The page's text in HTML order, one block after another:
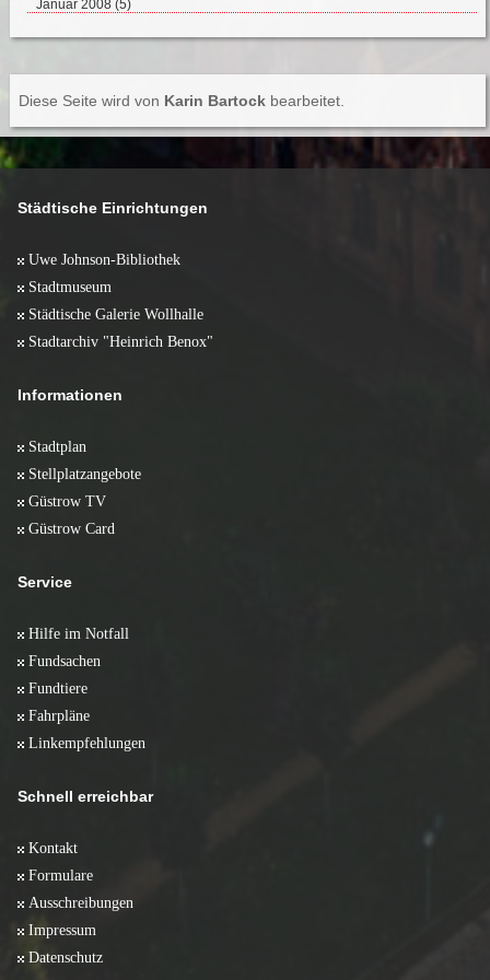
Januar 2008 (5)
Diese Seite wird von Karin Bartockbearbeitet.
Städtische Einrichtungen
Uwe Johnson-Bibliothek
Stadtmuseum
Städtische Galerie Wollhalle
Stadtarchiv "Heinrich Benox"
Informationen
Stadtplan
Stellplatzangebote
Güstrow TV
Güstrow Card
Service
Hilfe im Notfall
Fundsachen
Fundtiere
Fahrpläne
Linkempfehlungen
Schnell erreichbar
Kontakt
Formulare
Ausschreibungen
Impressum
Datenschutz